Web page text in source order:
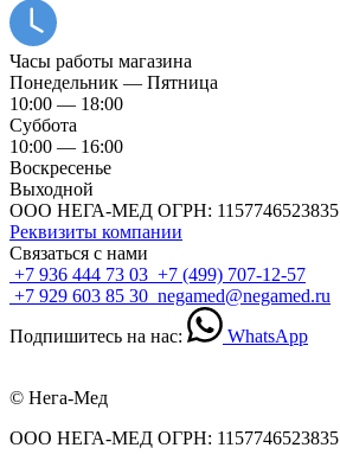
Часы работы магазина
Понедельник — Пятница
10:00 — 18:00
Суббота
10:00 — 16:00
Воскресенье
Выходной
ООО НЕГА-МЕД ОГРН: 1157746523835
Реквизиты компании
Связаться с нами
+7 936 444 73 03 +7 (499) 707-12-57
+7 929 603 85 30 negamed@negamed.ru
Подпишитесь на нас:
WhatsApp
© Нега-Мед
ООО НЕГА-МЕД ОГРН: 1157746523835